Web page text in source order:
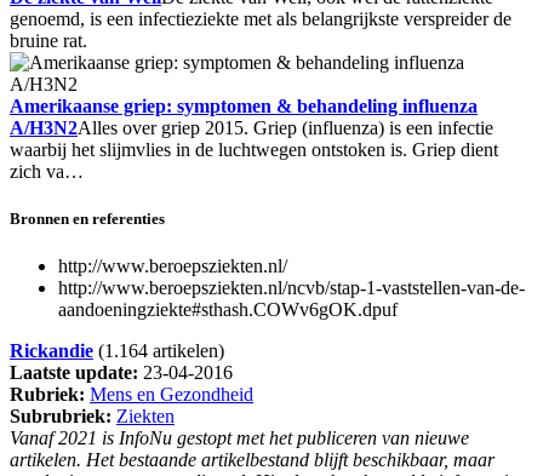
genoemd, is een infectieziekte met als belangrijkste verspreider de
bruine rat.
Amerikaanse griep: symptomen & behandeling influenza
A/H3N2Alles over griep 2015. Griep (influenza) is een infectie
waarbij het slijmvlies in de luchtwegen ontstoken is. Griep dient
zich va…
Bronnen en referenties
http://www.beroepsziekten.nl/
http://www.beroepsziekten.nl/ncvb/stap-1-vaststellen-van-de-
aandoeningziekte#sthash.COWv6gOK.dpuf
Rickandie (1.164 artikelen)
Laatste update: 23-04-2016
Rubriek: Mens en Gezondheid
Subrubriek: Ziekten
Vanaf 2021 is InfoNu gestopt met het publiceren van nieuwe
artikelen. Het bestaande artikelbestand blijft beschikbaar, maar